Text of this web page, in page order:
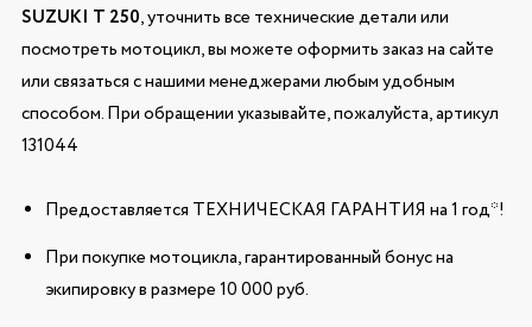
SUZUKI T 250, уточнить все технические детали или
посмотреть мотоцикл, вы можете оформить заказ на сайте
или связаться с нашими менеджерами любым удобным
способом. При обращении указывайте, пожалуйста, артикул
131044
Предоставляется ТЕХНИЧЕСКАЯ ГАРАНТИЯ на 1 год*!
При покупке мотоцикла, гарантированный бонус на
экипировку в размере 10 000 руб.